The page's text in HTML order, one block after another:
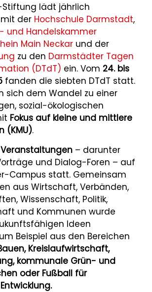
Stiftung lädt jährlich
der Hochschule Darmstadt,
und Handelskammer
Main Neckar und der
zu den Darmstädter Tagen
(DTdT) ein. Vom 24. bis
fanden die siebten DTdT statt.
sich dem Wandel zu einer
sozial-ökologischen
Fokus auf kleine und mittlere
(KMU).
Veranstaltungen – darunter
und Dialog-Foren – auf
Campus statt. Gemeinsam
aus Wirtschaft, Verbänden,
Wissenschaft, Politik,
und Kommunen wurde
Ideen
Beispiel aus den Bereichen
Kreislaufwirtschaft,
kommunale Grün- und
oder Fußball für